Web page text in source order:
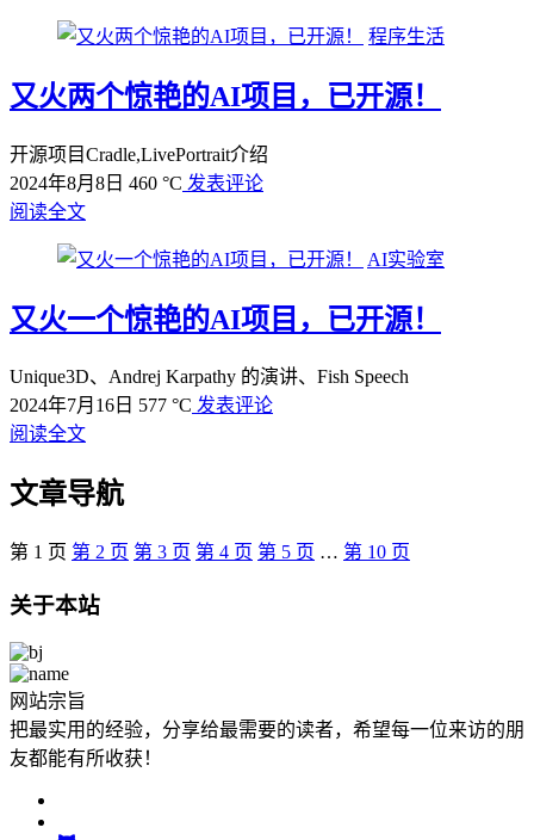
程序生活
又火两个惊艳的AI项目，已开源！
开源项目Cradle,LivePortrait介绍
2024年8月8日 460 °C 发表评论
阅读全文
AI实验室
又火一个惊艳的AI项目，已开源！
Unique3D、Andrej Karpathy 的演讲、Fish Speech
2024年7月16日 577 °C 发表评论
阅读全文
文章导航
第 1 页 第 2 页 第 3 页 第 4 页 第 5 页 … 第 10 页
关于本站
网站宗旨
把最实用的经验，分享给最需要的读者，希望每一位来访的朋
友都能有所收获！